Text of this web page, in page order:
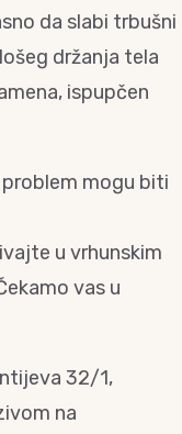
da slabi trbušni
držanja tela
ispupčen
mogu biti
u vrhunskim
vas u
32/1,
na